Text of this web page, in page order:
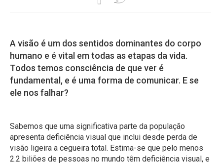
A visão é um dos sentidos dominantes do corpo
humano e é vital em todas as etapas da vida.
Todos temos consciência de que ver é
fundamental, e é uma forma de comunicar. E se
ele nos falhar?
Sabemos que uma significativa parte da população
apresenta deficiência visual que inclui desde perda de
visão ligeira a cegueira total. Estima-se que pelo menos
2.2 biliões de pessoas no mundo têm deficiência visual, e